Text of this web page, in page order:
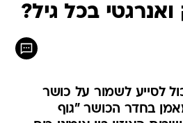
בכל גיל?
לסייע לשמור על כושר
ציון, מאמן בחדר הכושר "גוף